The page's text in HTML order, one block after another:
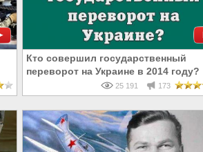
Кто совершил государственный
переворот на Украине в 2014 году?
25 191 173